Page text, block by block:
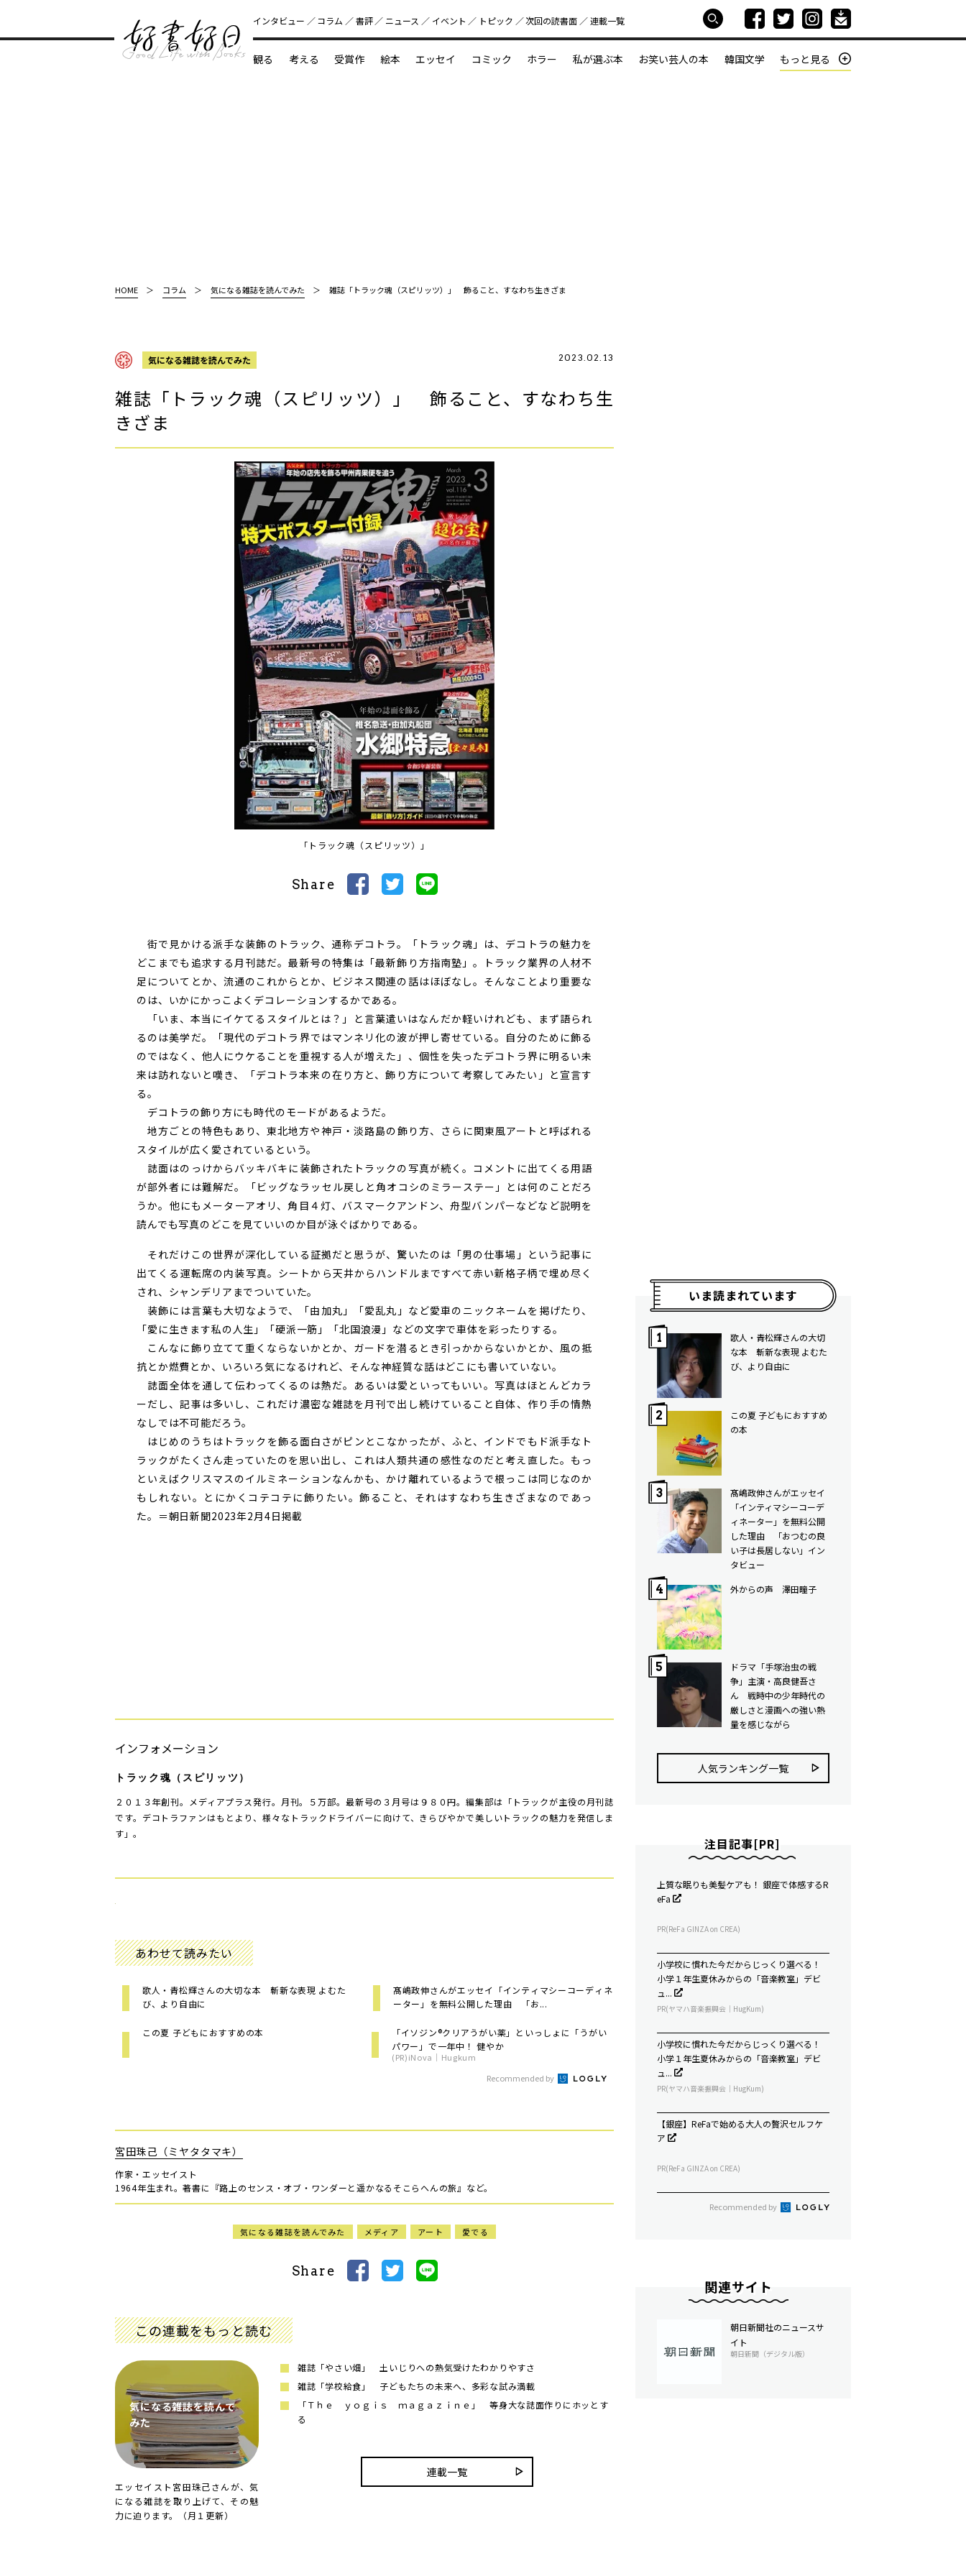
好書好日
インタビュー コラム 書評 ニュース イベント トピック 次回の読書⾯ 連載一覧
観る 考える 受賞作 絵本 エッセイ コミック ホラー 私が選ぶ本 お笑い芸人の本 韓国文学 もっと見る
HOME コラム 気になる雑誌を読んでみた 雑誌「トラック魂（スピリッツ）」 飾ること、すなわち生きざま
気になる雑誌を読んでみた 2023.02.13
雑誌「トラック魂（スピリッツ）」 飾ること、すなわち生
きざま
「トラック魂（スピリッツ）」
Share
街で見かける派手な装飾のトラック、通称デコトラ。「トラック魂」は、デコトラの魅力を
どこまでも追求する月刊誌だ。最新号の特集は「最新飾り方指南塾」。トラック業界の人材不
足についてとか、流通のこれからとか、ビジネス関連の話はほぼなし。そんなことより重要な
のは、いかにかっこよくデコレーションするかである。
「いま、本当にイケてるスタイルとは？」と言葉遣いはなんだか軽いけれども、まず語られ
るのは美学だ。「現代のデコトラ界ではマンネリ化の波が押し寄せている。自分のために飾る
のではなく、他人にウケることを重視する人が増えた」、個性を失ったデコトラ界に明るい未
来は訪れないと嘆き、「デコトラ本来の在り方と、飾り方について考察してみたい」と宣言す
る。
デコトラの飾り方にも時代のモードがあるようだ。
地方ごとの特色もあり、東北地方や神戸・淡路島の飾り方、さらに関東風アートと呼ばれる
スタイルが広く愛されているという。
誌面はのっけからバッキバキに装飾されたトラックの写真が続く。コメントに出てくる用語
が部外者には難解だ。「ビッグなラッセル戻しと角オコシのミラーステー」とは何のことだろ
うか。他にもメーターアオリ、角目４灯、バスマークアンドン、舟型バンパーなどなど説明を
読んでも写真のどこを見ていいのか目が泳ぐばかりである。
それだけこの世界が深化している証拠だと思うが、驚いたのは「男の仕事場」という記事に
出てくる運転席の内装写真。シートから天井からハンドルまですべて赤い新格子柄で埋め尽く
され、シャンデリアまでついていた。
装飾には言葉も大切なようで、「由加丸」「愛乱丸」など愛車のニックネームを掲げたり、
「愛に生きます私の人生」「硬派一筋」「北国浪漫」などの文字で車体を彩ったりする。
こんなに飾り立てて重くならないかとか、ガードを潜るとき引っかからないかとか、風の抵
抗とか燃費とか、いろいろ気になるけれど、そんな神経質な話はどこにも書いていない。
誌面全体を通して伝わってくるのは熱だ。あるいは愛といってもいい。写真はほとんどカラ
ーだし、記事は多いし、これだけ濃密な雑誌を月刊で出し続けていること自体、作り手の情熱
なしでは不可能だろう。
はじめのうちはトラックを飾る面白さがピンとこなかったが、ふと、インドでもド派手なト
ラックがたくさん走っていたのを思い出し、これは人類共通の感性なのだと考え直した。もっ
といえばクリスマスのイルミネーションなんかも、かけ離れているようで根っこは同じなのか
もしれない。とにかくコテコテに飾りたい。飾ること、それはすなわち生きざまなのであっ
た。＝朝日新聞2023年2月4日掲載
インフォメーション
トラック魂（スピリッツ）
２０１３年創刊。メディアプラス発行。月刊。５万部。最新号の３月号は９８０円。編集部は「トラックが主役の月刊誌
です。デコトラファンはもとより、様々なトラックドライバーに向けて、きらびやかで美しいトラックの魅力を発信しま
す」。
あわせて読みたい
歌人・青松輝さんの大切な本 斬新な表現 よむた
び、より自由に
髙嶋政伸さんがエッセイ「インティマシーコーディネ
ーター」を無料公開した理由 「お...
この夏 子どもにおすすめの本
「イソジン®クリアうがい薬」といっしょに「うがい
パワー」で一年中！ 健やか
(PR)iNova｜Hugkum
Recommended by
宮田珠己（ミヤタタマキ）
作家・エッセイスト
1964年生まれ。著書に『路上のセンス・オブ・ワンダーと遥かなるそこらへんの旅』など。
気になる雑誌を読んでみた メディア アート 愛でる
Share
この連載をもっと読む
気になる雑誌を読んで
みた
エッセイスト宮田珠己さんが、気
になる雑誌を取り上げて、その魅
力に迫ります。（月１更新）
雑誌「やさい畑」 土いじりへの熱気受けたわかりやすさ
雑誌「学校給食」 子どもたちの未来へ、多彩な試み満載
「Ｔｈｅ ｙｏｇｉｓ ｍａｇａｚｉｎｅ」 等身大な誌面作りにホッとす
る
連載一覧
いま読まれています
歌人・青松輝さんの大切
な本 斬新な表現 よむた
び、より自由に
この夏 子どもにおすすめ
の本
髙嶋政伸さんがエッセイ
「インティマシーコーデ
ィネーター」を無料公開
した理由 「おつむの良
い子は長居しない」イン
タビュー
外からの声 澤田瞳子
ドラマ「手塚治虫の戦
争」主演・高良健吾さ
ん 戦時中の少年時代の
厳しさと漫画への強い熱
量を感じながら
人気ランキング⼀覧
注目記事[PR]
上質な眠りも美髪ケアも！ 銀座で体感するR
eFa
PR(ReFa GINZA on CREA)
小学校に慣れた今だからじっくり選べる！
小学１年生夏休みからの「音楽教室」デビ
ュ...
PR(ヤマハ音楽振興会｜HugKum)
小学校に慣れた今だからじっくり選べる！
小学１年生夏休みからの「音楽教室」デビ
ュ...
PR(ヤマハ音楽振興会｜HugKum)
【銀座】ReFaで始める大人の贅沢セルフケ
ア
PR(ReFa GINZA on CREA)
Recommended by
関連サイト
朝日新聞社のニュースサ
イト
朝日新聞（デジタル版）